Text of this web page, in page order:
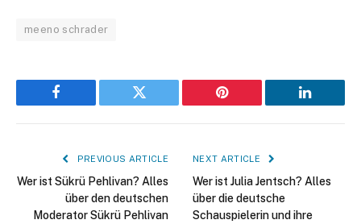
meeno schrader
Facebook Twitter Pinterest LinkedIn
PREVIOUS ARTICLE
Wer ist Sükrü Pehlivan? Alles
über den deutschen
Moderator Sükrü Pehlivan
NEXT ARTICLE
Wer ist Julia Jentsch? Alles
über die deutsche
Schauspielerin und ihre